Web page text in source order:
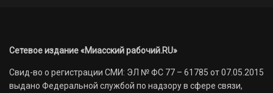
Сетевое издание «Миасский рабочий.RU»
Свид-во о регистрации СМИ: ЭЛ № ФС 77 – 61785 от 07.05.2015
выдано Федеральной службой по надзору в сфере связи,